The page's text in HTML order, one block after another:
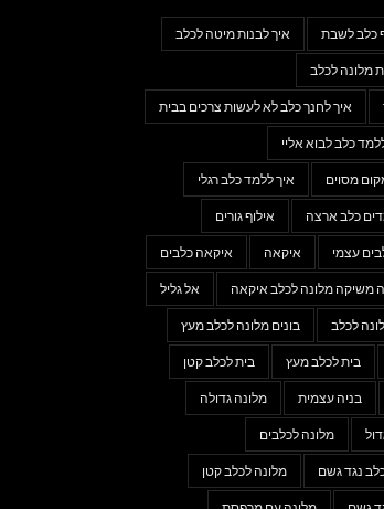
כלב לשבת איך לבנות מיטה לכלב
מלונה לכלב
איך לחנך כלב לא לעשות צרכים בבית
כלב לבוא אליי
מסוים איך ללמד כלב רגלי
כלב ארצה אילוף גורים
עצמי איקאה איקאה כלבים
משיקה מלונה לכלב איקאה אל גליל
לכלב בונים מלונה לכלב מעץ
בית לכלב מעץ בית לכלב קטן
בניה עצמית מלונה גדולה
מלונה לכלבים
נגד גשם מלונה לכלב קטן